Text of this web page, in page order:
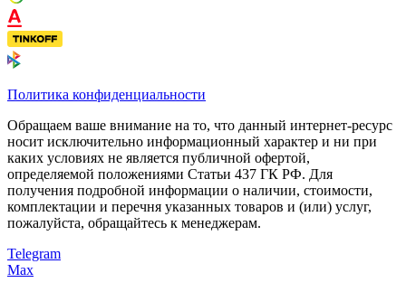
Политика конфиденциальности
Обращаем ваше внимание на то, что данный интернет-ресурс
носит исключительно информационный характер и ни при
каких условиях не является публичной офертой,
определяемой положениями Статьи 437 ГК РФ. Для
получения подробной информации о наличии, стоимости,
комплектации и перечня указанных товаров и (или) услуг,
пожалуйста, обращайтесь к менеджерам.
Telegram
Max